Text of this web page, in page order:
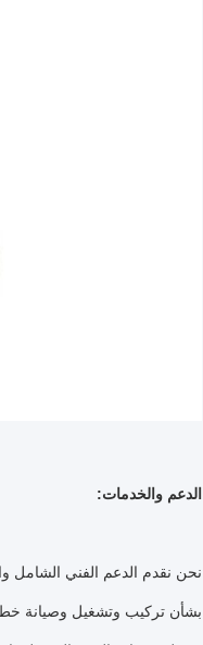
الدعم والخدمات:
نحن نقدم الدعم الفني الشامل
بشأن تركيب وتشغيل وصيانة خط